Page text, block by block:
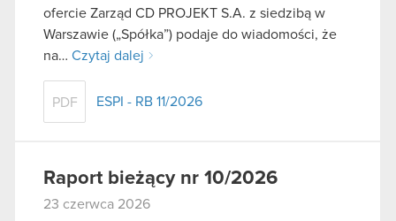
ofercie Zarząd CD PROJEKT S.A. z siedzibą w
Warszawie („Spółka”) podaje do wiadomości, że
na… Czytaj dalej
PDF ESPI - RB 11/2026
Raport bieżący nr 10/2026
23 czerwca 2026